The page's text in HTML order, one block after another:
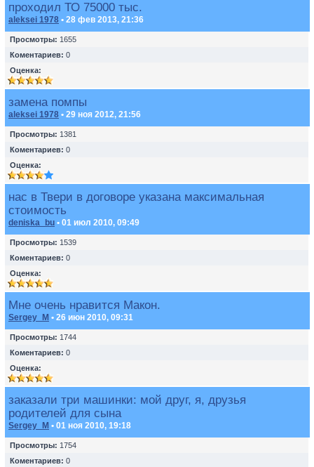
проходил ТО 75000 тыс.
aleksei 1978 • 28 фев 2013, 21:36
Просмотры: 1655
Коментариев: 0
Оценка:
замена помпы
aleksei 1978 • 29 ноя 2012, 21:56
Просмотры: 1381
Коментариев: 0
Оценка:
нас в Твери в договоре указана максимальная
стоимость
deniska_bu • 01 июл 2010, 09:49
Просмотры: 1539
Коментариев: 0
Оценка:
Мне очень нравится Макон.
Sergey_M • 26 июн 2010, 09:31
Просмотры: 1744
Коментариев: 0
Оценка:
заказали три машинки: мой друг, я, друзья
родителей для сына
Sergey_M • 01 ноя 2010, 19:18
Просмотры: 1754
Коментариев: 0